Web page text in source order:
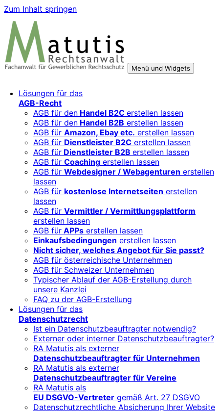
Zum Inhalt springen
wachsen mit starken AGB, Datenschutz und
Markenschutz
Aktivitäten, Plattformen und Innovationen rechtssicher
entwickeln und skalieren wollen.
Menü und Widgets
Lösungen für das
AGB-Recht
AGB für den Handel B2C erstellen lassen
AGB für den Handel B2B erstellen lassen
AGB für Amazon, Ebay etc. erstellen lassen
AGB für Dienstleister B2C erstellen lassen
AGB für Dienstleister B2B erstellen lassen
AGB für Coaching erstellen lassen
AGB für Webdesigner / Webagenturen erstellen
lassen
AGB für kostenlose Internetseiten erstellen
lassen
AGB für Vermittler / Vermittlungsplattform
erstellen lassen
AGB für APPs erstellen lassen
Einkaufsbedingungen erstellen lassen
Nicht sicher, welches Angebot für Sie passt?
AGB für österreichische Unternehmen
AGB für Schweizer Unternehmen
Typischer Ablauf der AGB-Erstellung durch
unsere Kanzlei
FAQ zu der AGB-Erstellung
Lösungen für das
Datenschutzrecht
Ist ein Datenschutzbeauftragter notwendig?
Externer oder interner Datenschutzbeauftragter?
RA Matutis als externer
Datenschutzbeauftragter für Unternehmen
RA Matutis als externer
Datenschutzbeauftragter für Vereine
RA Matutis als
EU DSGVO-Vertreter gemäß Art. 27 DSGVO
Datenschutzrechtliche Absicherung Ihrer Website